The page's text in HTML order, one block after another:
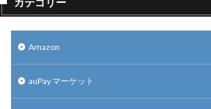
Amazon
auPay マーケット